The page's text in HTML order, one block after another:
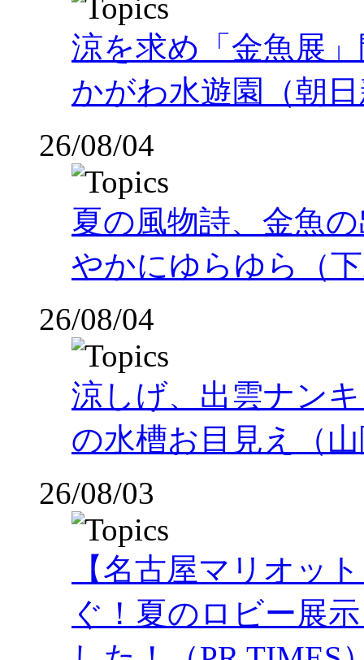
涼を求め「金魚展
かがわ水遊園（朝
26/08/04
夏の風物詩、金魚
やかにゆらゆら（
26/08/04
涼しげ、出雲ナン
の水槽お目見え（
26/08/03
【名古屋マリオッ
ぐ！夏のロビー展